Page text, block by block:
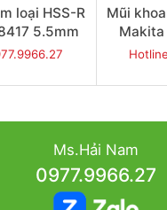
loại HSS-R
5.5mm
Mũi
Ms.Hải Nam
0977.9966.27